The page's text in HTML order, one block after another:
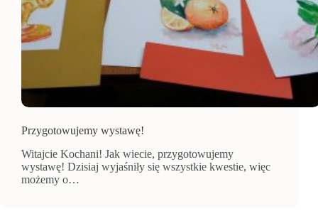
Przygotowujemy wystawę!
Witajcie Kochani! Jak wiecie, przygotowujemy
wystawę! Dzisiaj wyjaśniły się wszystkie kwestie, więc
możemy o…